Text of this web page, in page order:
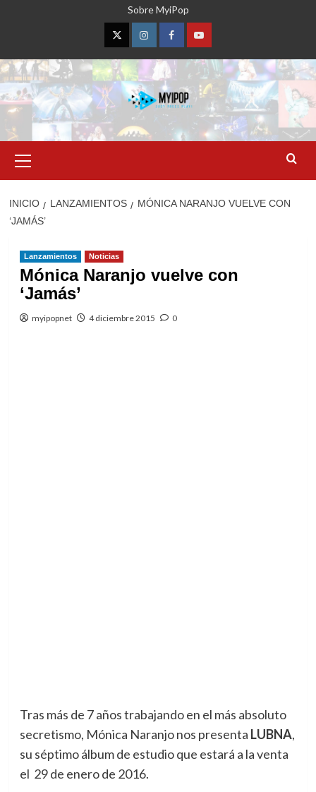
Sobre MyiPop
TwitterInstagramFacebookYouTube
primario
INICIO LANZAMIENTOS
MÓNICA NARANJO VUELVE CON
‘JAMÁS’
Lanzamientos Noticias
Mónica Naranjo vuelve con
‘Jamás’
myipopnet 4 diciembre 2015 0
Tras más de 7 años trabajando en el más absoluto
secretismo, Mónica Naranjo nos presenta LUBNA,
su séptimo álbum de estudio que estará a la venta
el 29 de enero de 2016.